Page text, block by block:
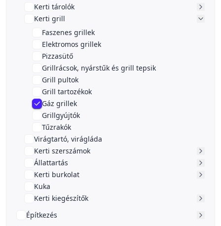
Kerti tárolók
Kerti grill
Faszenes grillek
Elektromos grillek
Pizzasütő
Grillrácsok, nyárstűk és grill tepsik
Grill pultok
Grill tartozékok
Gáz grillek
Grillgyújtók
Tűzrakók
Virágtartó, virágláda
Kerti szerszámok
Állattartás
Kerti burkolat
Kuka
Kerti kiegészítők
Építkezés